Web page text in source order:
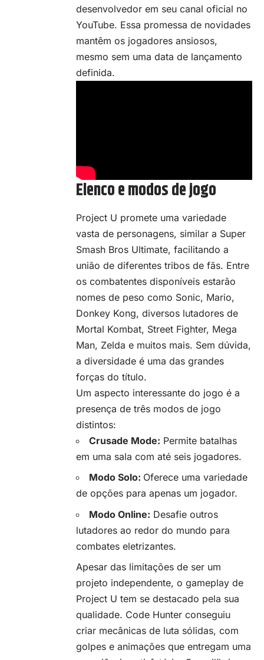
desenvolvedor em seu canal oficial no
YouTube. Essa promessa de novidades
mantêm os jogadores ansiosos,
mesmo sem uma data de lançamento
definida.
Elenco e modos de jogo
Project U promete uma variedade
vasta de personagens, similar a Super
Smash Bros Ultimate, facilitando a
união de diferentes tribos de fãs. Entre
os combatentes disponíveis estarão
nomes de peso como Sonic, Mario,
Donkey Kong, diversos lutadores de
Mortal Kombat, Street Fighter, Mega
Man, Zelda e muitos mais. Sem dúvida,
a diversidade é uma das grandes
forças do título.
Um aspecto interessante do jogo é a
presença de três modos de jogo
distintos:
Crusade Mode: Permite batalhas
em uma sala com até seis jogadores.
Modo Solo: Oferece uma variedade
de opções para apenas um jogador.
Modo Online: Desafie outros
lutadores ao redor do mundo para
combates eletrizantes.
Apesar das limitações de ser um
projeto independente, o gameplay de
Project U tem se destacado pela sua
qualidade. Code Hunter conseguiu
criar mecânicas de luta sólidas, com
golpes e animações que entregam uma